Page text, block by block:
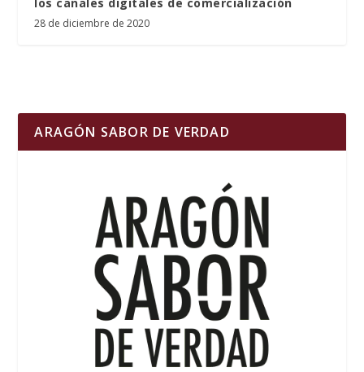
28 de diciembre de 2020
ARAGÓN SABOR DE VERDAD